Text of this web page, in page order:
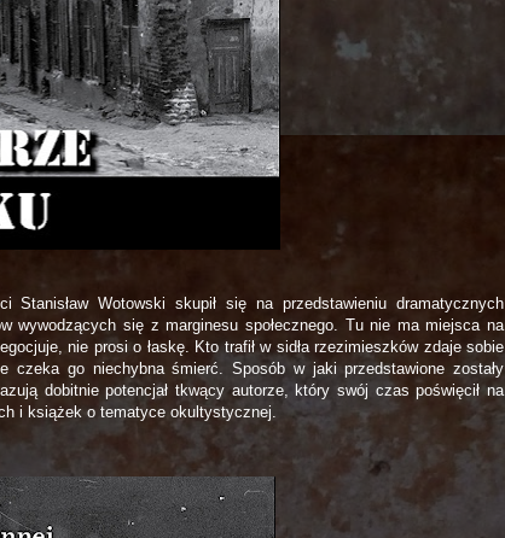
Stanisław Wotowski skupił się na przedstawieniu dramatycznych
wywodzących się z marginesu społecznego. Tu nie ma miejsca na
nie prosi o łaskę. Kto trafił w sidła rzezimieszków zdaje sobie
czeka go niechybna śmierć. Sposób w jaki przedstawione zostały
dobitnie potencjał tkwący autorze, który swój czas poświęcił na
i książek o tematyce okultystycznej.